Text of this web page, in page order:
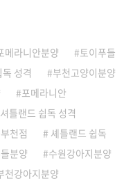
메라니안분양
토이푸들
성격
부천고양이분양
포메라니안
셔틀랜드 쉽독 성격
천점
셰틀랜드 쉽독
분양
수원강아지분양
천강아지분양